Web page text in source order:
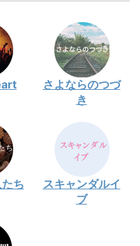
さよならのつづ
き
ち
スキャンダルイ
ブ